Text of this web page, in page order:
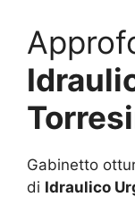
Gabinetto
di Idraulico